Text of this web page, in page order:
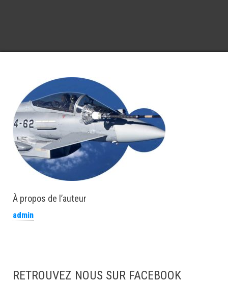
À propos de l’auteur
admin
RETROUVEZ NOUS SUR FACEBOOK